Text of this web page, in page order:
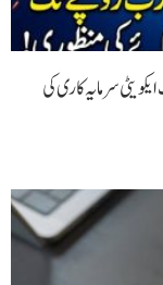
30 ارب روپے تک ایکویٹی سرمایہ کاری کی